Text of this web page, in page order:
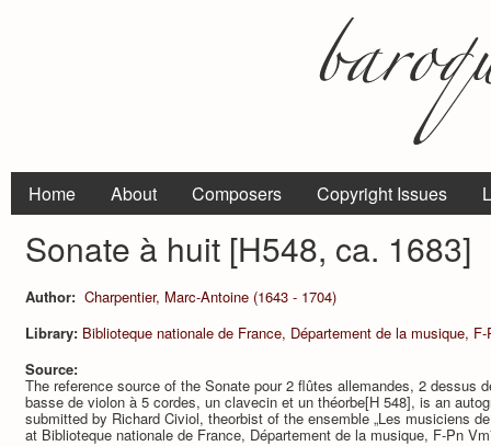
Home About Composers Copyright Issues
Sonate à huit [H548, ca. 1683]
Author: Charpentier, Marc-Antoine (1643 - 1704)
Library: Biblioteque nationale de France, Département de la musique,
Source:
The reference source of the Sonate pour 2 flûtes allemandes, 2 dessus
basse de violon à 5 cordes, un clavecin et un théorbe[H 548], is an
submitted by Richard Civiol, theorbist of the en­semble „Les musi­ciens
at Biblioteque nationale de France, Département de la musique, F-Pn